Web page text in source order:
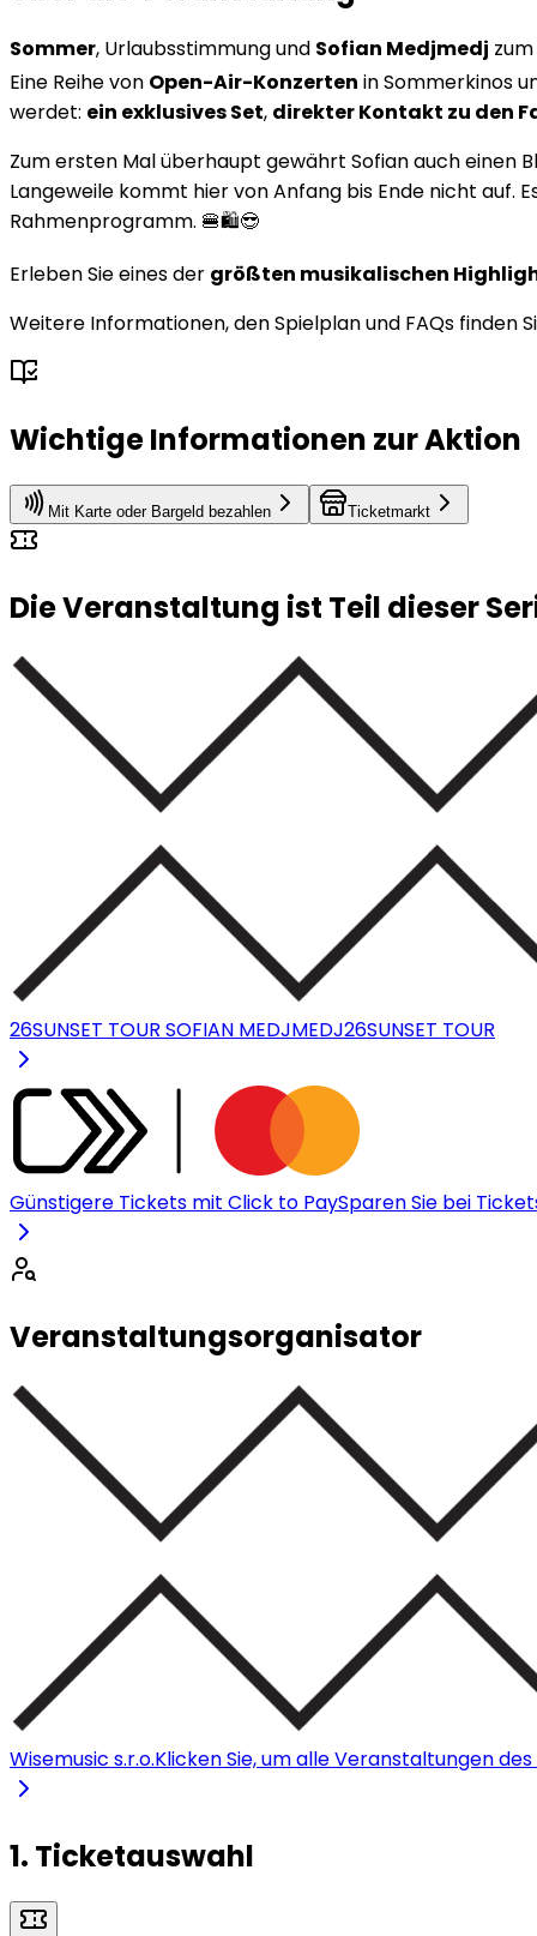
Sommer, Urlaubsstimmung und Sofian Medjmedj
Eine Reihe von Open-Air-Konzerten in Sommerkinos
werdet: ein exklusives Set, direkter Kontakt zu den
Zum ersten Mal überhaupt gewährt Sofian auch einen
Langeweile kommt hier von Anfang bis Ende nicht auf.
Rahmenprogramm. 🍔🛍️😎
Erleben Sie eines der größten musikalischen
Weitere Informationen, den Spielplan und FAQs finden
Wichtige Informationen zur Aktion
Mit Karte oder Bargeld bezahlen Ticketmarkt
Die Veranstaltung ist Teil dieser
26SUNSET TOUR SOFIAN MEDJMEDJ26SUNSET TOUR
Günstigere Tickets mit Click to PaySparen Sie bei
Veranstaltungsorganisator
Wisemusic s.r.o.Klicken Sie, um alle Veranstaltungen
1. Ticketauswahl